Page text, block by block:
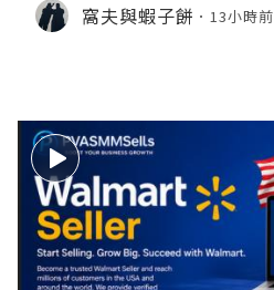
窩夫與蝦子餅 13小時前